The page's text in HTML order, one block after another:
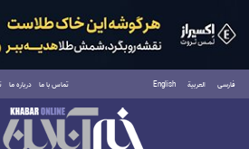
فارسی العربية English تماس با ما درباره ما
جمعه ۱۶ مرداد ۱۴۰۵